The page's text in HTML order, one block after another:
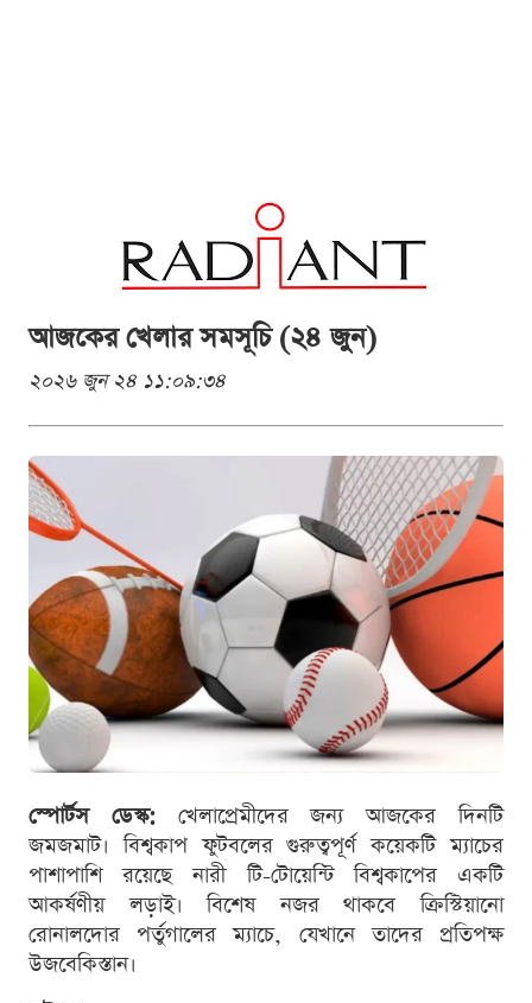
আজকের খেলার সমসূচি (২৪ জুন)
২০২৬ জুন ২৪ ১১:০৯:৩৪
স্পোর্টস ডেস্ক:খেলাপ্রেমীদের জন্য আজকের দিনটি
জমজমাট। বিশ্বকাপ ফুটবলের গুরুত্বপূর্ণ কয়েকটি ম্যাচের
পাশাপাশি রয়েছে নারী টি-টোয়েন্টি বিশ্বকাপের একটি
আকর্ষণীয় লড়াই। বিশেষ নজর থাকবে ক্রিস্টিয়ানো
রোনালদোর পর্তুগালের ম্যাচে, যেখানে তাদের প্রতিপক্ষ
উজবেকিস্তান।